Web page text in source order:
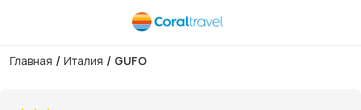
Главная / Италия / GUFO